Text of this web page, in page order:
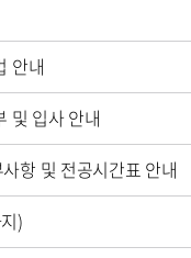
안내
및 입사 안내
항 및 전공시간표 안내
)